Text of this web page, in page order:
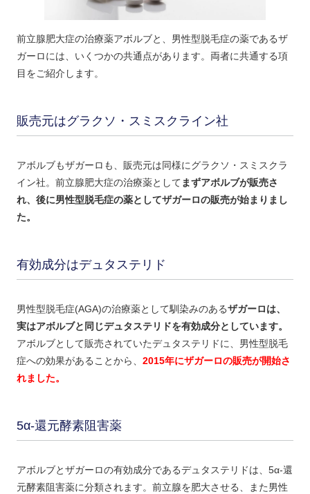
前立腺肥大症の治療薬アボルブと、男性型脱毛症の薬であるザ
ガーロには、いくつかの共通点があります。両者に共通する項
目をご紹介します。
販売元はグラクソ・スミスクライン社
アボルブもザガーロも、販売元は同様にグラクソ・スミスクラ
イン社。前立腺肥大症の治療薬として まずアボルブが販売さ
れ、後に男性型脱毛症の薬としてザガーロの販売が始まりまし
た。
有効成分はデュタステリド
男性型脱毛症(AGA)の治療薬として馴染みのあるザガーロは、
実はアボルブと同じデュタステリドを有効成分としています。
アボルブとして販売されていたデュタステリドに、男性型脱毛
症への効果があることから、 2015年にザガーロの販売が開始さ
れました。
5α-還元酵素阻害薬
アボルブとザガーロの有効成分であるデュタステリドは、5α-還
元酵素阻害薬に分類されます。前立腺を肥大させる、また男性